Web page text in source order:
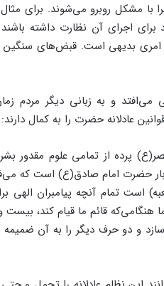
با مشکل روبرو می‌شوند. برای مثال
اجرای آن نظارت داشته
امری بدیهی است. قبض‌های سنگین
می‌افتد و به زبانی دیگر مردم
عادلانه حضرت را به کمال دارند:
پرده از تمامی علوم مقدور بشر
حضرت امام صادق(ع) است که
تمام آنچه پیامبران الهی
هنگامی‌که قائم ما قیام کند،
و دو حرف دیگر را به آن